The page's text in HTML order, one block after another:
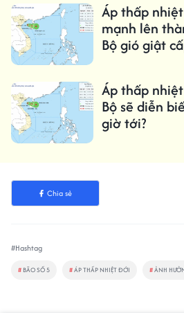
Áp thấp
mạnh lên
Bộ gió giật
Áp thấp
Bộ sẽ diễn
giờ tới?
Chia sẻ
#Hashtag
# BÃO SỐ 5 #ÁP THẤP NHIỆT ĐỚI #ẢNH